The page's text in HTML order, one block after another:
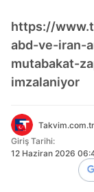
https://
abd-ve-iran-
mutabakat-
imzalaniyor
Takvim.com.tr
Giriş Tarihi:
12 Haziran 2026